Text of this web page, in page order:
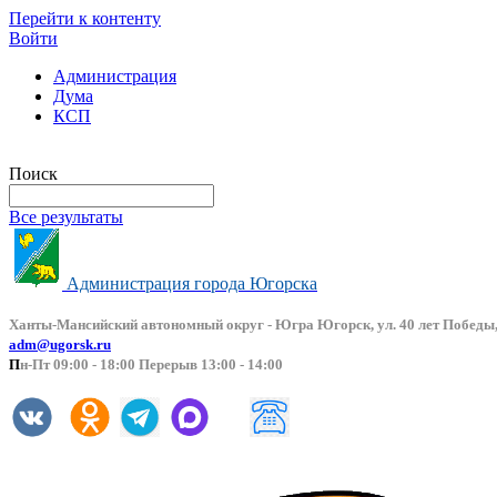
Перейти к контенту
Войти
Администрация
Дума
КСП
Поиск
Все результаты
Администрация города Югорска
Ханты-Мансийский автономный округ - Югра Югорск, ул. 40 лет
adm@ugorsk.ru
Пн-Пт 09:00 - 18:00 Перерыв 13:00 - 14:00